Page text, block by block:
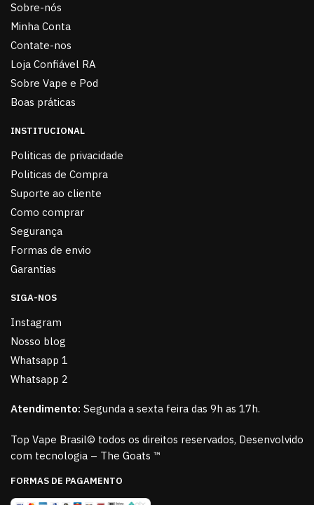
Sobre-nós
Minha Conta
Contate-nos
Loja Confiável RA
Sobre Vape e Pod
Boas práticas
INSTITUCIONAL
Politicas de privacidade
Politicas de Compra
Suporte ao cliente
Como comprar
Segurança
Formas de envio
Garantias
SIGA-NOS
Instagram
Nosso blog
Whatsapp 1
Whatsapp 2
Atendimento: Segunda a sexta feira das 9h as 17h.
Top Vape Brasil© todos os direitos reservados, Desenvolvido
com tecnologia – The Goats ™
FORMAS DE PAGAMENTO